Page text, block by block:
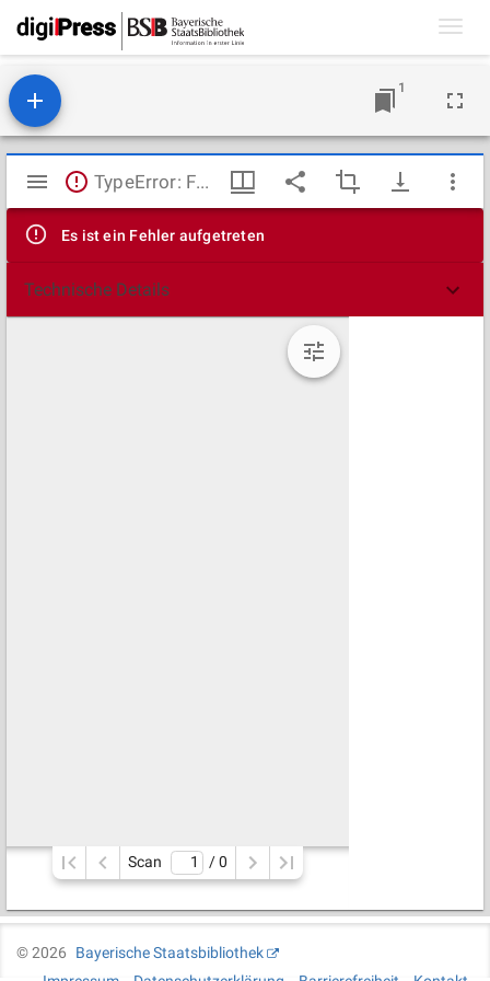
1
Mirador
Viewer
TypeError: Failed to fetch
Es ist ein Fehler aufgetreten
Technische Details
Scan / 0
©2026
Bayerische Staatsbibliothek